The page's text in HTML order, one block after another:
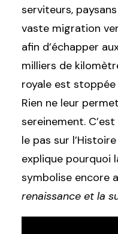
serviteurs,
vaste migration
afin d’échapper
milliers de
royale est
Rien ne leur
sereinement.
le pas sur
explique pourquoi
symbolise encore
renaissance et la